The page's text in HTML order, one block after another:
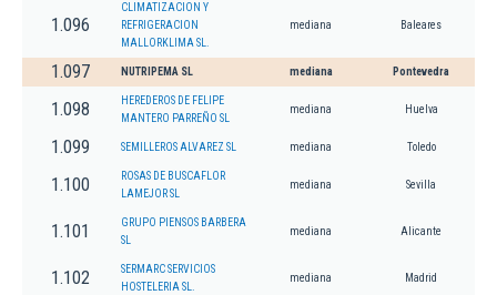
1.096
CLIMATIZACION Y
REFRIGERACION
MALLORKLIMA SL.
mediana Baleares
1.097 NUTRIPEMA SL mediana Pontevedra
1.098
HEREDEROS DE FELIPE
MANTERO PARREÑO SL
mediana Huelva
1.099 SEMILLEROS ALVAREZ SL mediana Toledo
1.100
ROSAS DE BUSCAFLOR
LAMEJOR SL
mediana Sevilla
1.101
GRUPO PIENSOS BARBERA
SL
mediana Alicante
1.102
SERMARC SERVICIOS
HOSTELERIA SL.
mediana Madrid